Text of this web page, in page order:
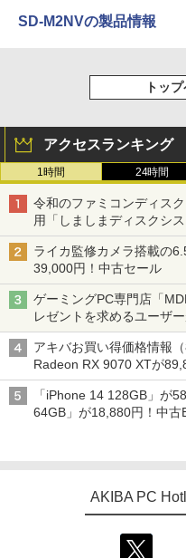
SD-M2NVの製品情報
トッ
アクセスランキング
1時間 24時間
令和のファミコンディス
用「しましまディスクシス
ライカ監修カメラ搭載の
39,000円！中古セール
ゲーミングPC専門店「
レゼントを求めるユーザ
アキバお買い得価格情報
Radeon RX 9070 XTが
型モニターが9,801円、暑
「iPhone 14 128GB」が
64GB」が18,880円！中古
AKIBA PC